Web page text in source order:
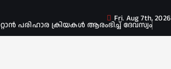
പരിഹാര ക്രിയകൾ ആരംഭിച്ച് ദേവസ്വം
Fri. Aug 7th, 2026